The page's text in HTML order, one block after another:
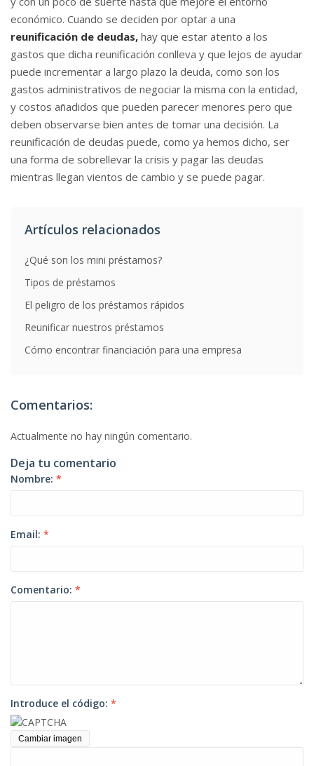
económico. Cuando se deciden por optar a una
reunificación de deudas, hay que estar atento a los
gastos que dicha reunificación conlleva y que lejos de ayudar
puede incrementar a largo plazo la deuda, como son los
gastos administrativos de negociar la misma con la entidad,
y costos añadidos que pueden parecer menores pero que
deben observarse bien antes de tomar una decisión. La
reunificación de deudas puede, como ya hemos dicho, ser
una forma de sobrellevar la crisis y pagar las deudas
mientras llegan vientos de cambio y se puede pagar.
Artículos relacionados
¿Qué son los mini préstamos?
Tipos de préstamos
El peligro de los préstamos rápidos
Reunificar nuestros préstamos
Cómo encontrar financiación para una empresa
Comentarios:
Actualmente no hay ningún comentario.
Deja tu comentario
Nombre: *
Email: *
Comentario: *
Introduce el código: *
Cambiar imagen